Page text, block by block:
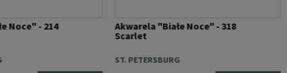
- 214
Akwarela "Białe Noce" - 318
Scarlet
ST. PETERSBURG